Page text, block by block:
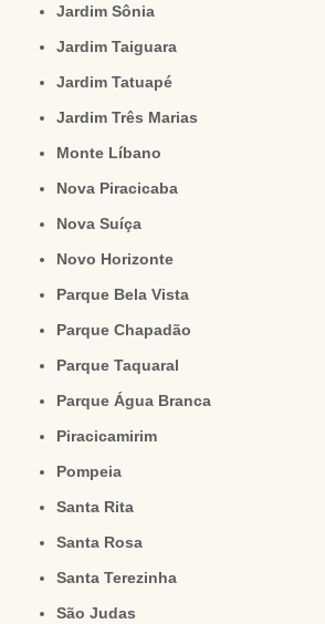
Jardim Sônia
Jardim Taiguara
Jardim Tatuapé
Jardim Três Marias
Monte Líbano
Nova Piracicaba
Nova Suíça
Novo Horizonte
Parque Bela Vista
Parque Chapadão
Parque Taquaral
Parque Água Branca
Piracicamirim
Pompeia
Santa Rita
Santa Rosa
Santa Terezinha
São Judas